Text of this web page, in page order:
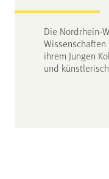
Die Nordrhein-
ihrem Jungen
und